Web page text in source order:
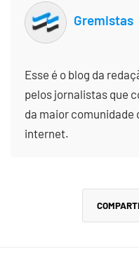
Gremistas
Esse é o blog da
pelos jornalistas que
da maior comunidade
internet.